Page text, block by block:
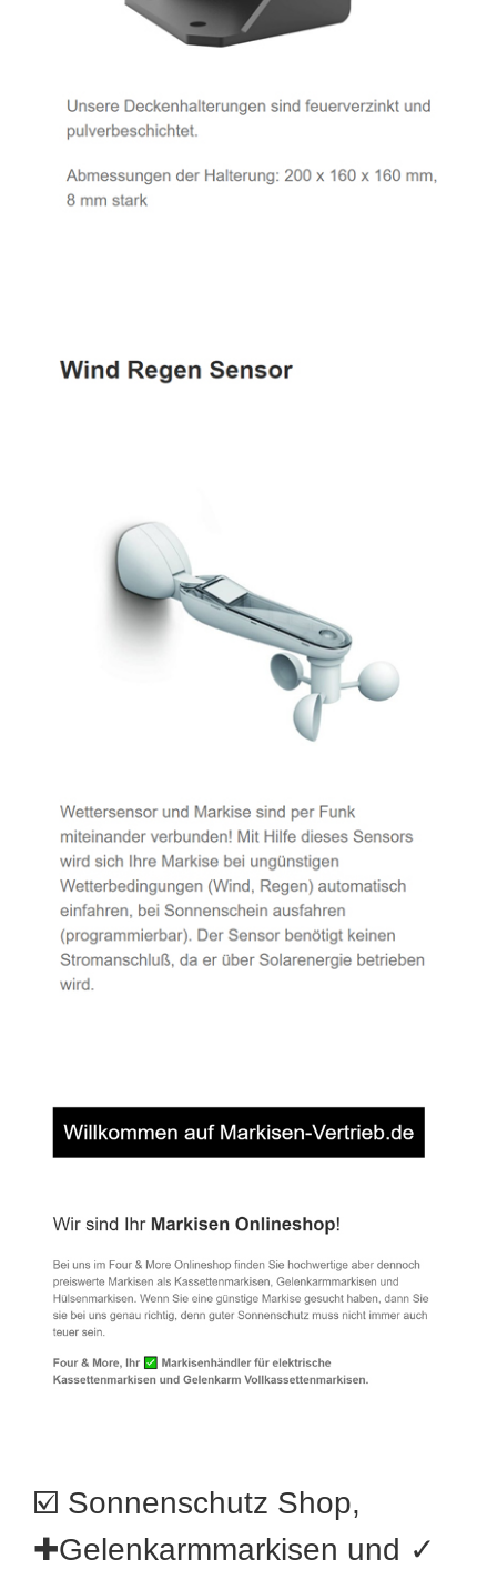
☑️ Sonnenschutz Shop,
✚Gelenkarmmarkisen und ✓